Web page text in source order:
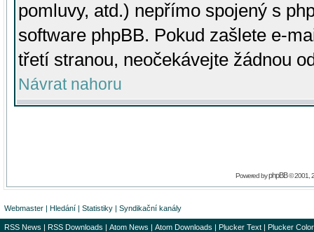
pomluvy, atd.) nepřímo spojený s
software phpBB. Pokud zašlete e-
třetí stranou, neočekávejte žádnou
Návrat nahoru
Powered byphpBB© 2001,
Webmaster | Hledání | Statistiky | Syndikační kanály
RSS News | RSS Downloads | Atom News | Atom Downloads | Plucker Text | Plucker Color